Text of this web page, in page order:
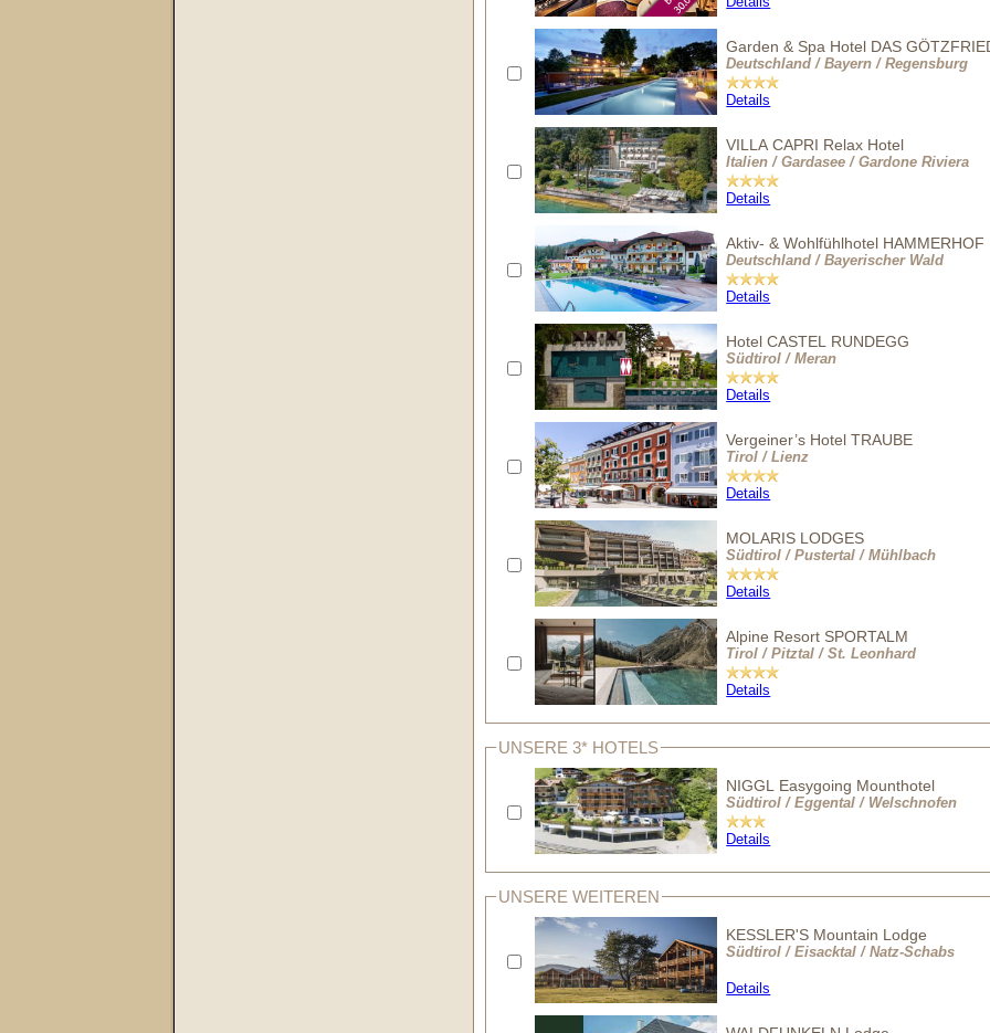
Garden & Spa Hotel DAS
Deutschland / Bayern / Regensburg
Details
VILLA CAPRI Relax Hotel
Italien / Gardasee / Gardone Riviera
Details
Aktiv- & Wohlfühlhotel HAMMERHOF
Deutschland / Bayerischer Wald
Details
Hotel CASTEL RUNDEGG
Südtirol / Meran
Details
Vergeiner’s Hotel TRAUBE
Tirol / Lienz
Details
MOLARIS LODGES
Südtirol / Pustertal / Mühlbach
Details
Alpine Resort SPORTALM
Tirol / Pitztal / St. Leonhard
Details
UNSERE 3* HOTELS
NIGGL Easygoing Mounthotel
Südtirol / Eggental / Welschnofen
Details
UNSERE WEITEREN
KESSLER'S Mountain Lodge
Südtirol / Eisacktal / Natz-Schabs
Details